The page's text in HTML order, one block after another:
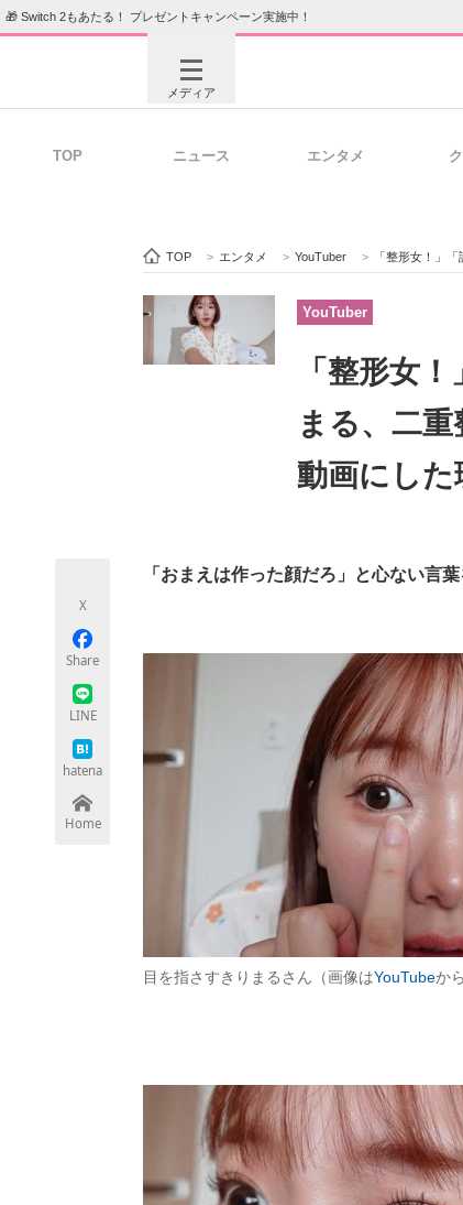
🎁 Switch 2もあたる！ プレゼントキャンペーン実施中！
メディア
ビジネスと働き方のヒント
企業
TOP ニュース エンタメ
TOP > エンタメ > YouTuber > 「整形女！」「
YouTuber
「整形女
まる、二
動画にし
X
Share
LINE
hatena
Home
「おまえは作った顔だろ」と心ない言葉
目を指さすきりまるさん（画像はYouTubeか